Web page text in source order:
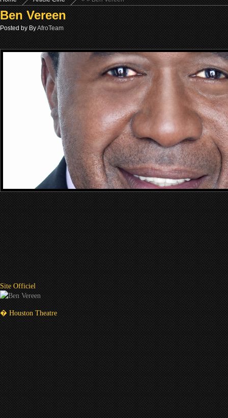
Ben Vereen
Posted by ByAfroTeam
Site Officiel
� Houston Theatre